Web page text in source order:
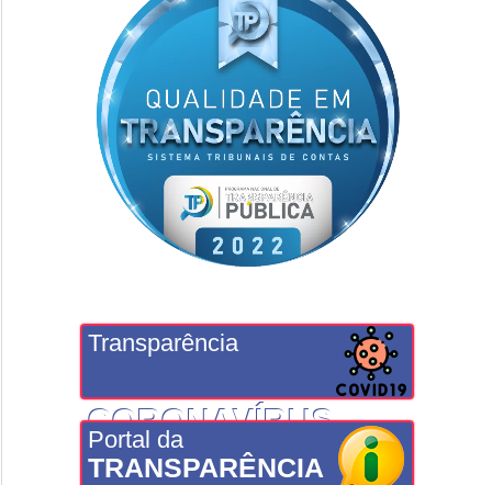
Transparência
CORONAVÍRUS
Portal da
TRANSPARÊNCIA